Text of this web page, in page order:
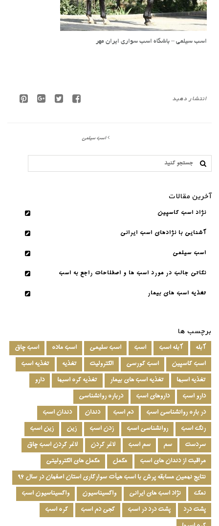
اسب سیلمی – باشگاه اسب سواری ایران مهر
انتشار دهید
اسب سیلمی
آخرین مقالات
نژاد اسب کاسپین
آشنایی با نژادهای اسب ایرانی
اسب سیلمی
نکاتی جالب در مورد اسب ها و اصطلاحات راجع به اسب
تغذیه اسب های بیمار
برچسب ها
آبله آبله اسب اسب اسب سلیمی اسب ماده اسب چاق
اسب کاسپین اسب کورسی الکترولیت تغذیه تغذیه اسب
تغذیه اسبها تغذیه اسب های بیمار تغذیه کره اسبها دارو
دارو اسب داروهای اسب درباره روانشناسی
در باره روانشناسی اسب دم اسب دندان دندان اسب
رنگ اسب روانشناسی اسب زدن اسب زین زین اسب
سردست سم سم اسب لاغر کردن لاغر کردن اسب چاق
مراقبت از دندان های اسب مکمل مکمل های الکترولیتی
نتایج نهمین مسابقه پرش با اسب هیأت سوارکاری استان اصفهان در سال ۹۶
نمک نژاد اسب های ایرانی واکسیناسیون واکسیناسیون اسب
پشت درد پشت درد در اسب کجی دم اسب کره اسب